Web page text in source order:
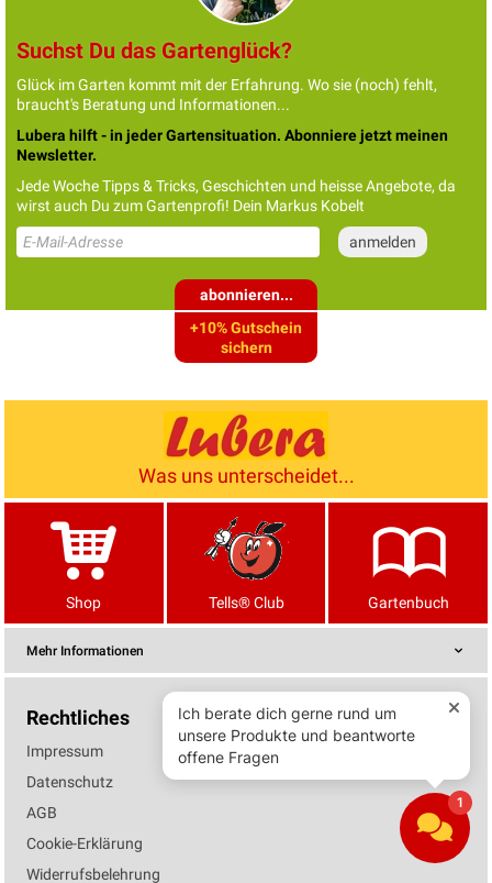
Suchst Du das Gartenglück?
Glück im Garten kommt mit der Erfahrung. Wo sie (noch) fehlt,
braucht's Beratung und Informationen...
Lubera hilft - in jeder Gartensituation. Abonniere jetzt meinen
Newsletter.
Jede Woche Tipps & Tricks, Geschichten und heisse Angebote, da
wirst auch Du zum Gartenprofi! Dein Markus Kobelt
abonnieren...
+10% Gutschein
sichern
Was uns unterscheidet...
Shop Tells® Club Gartenbuch
Mehr Informationen
Rechtliches
Impressum
Datenschutz
AGB
Cookie-Erklärung
Widerrufsbelehrung